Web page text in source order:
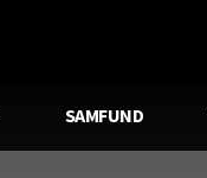
SAMFUND